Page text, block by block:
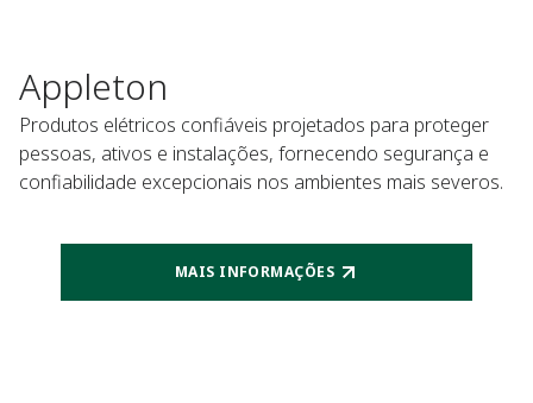
Appleton
Produtos elétricos confiáveis projetados para proteger
pessoas, ativos e instalações, fornecendo segurança e
confiabilidade excepcionais nos ambientes mais severos.
MAIS INFORMAÇÕES